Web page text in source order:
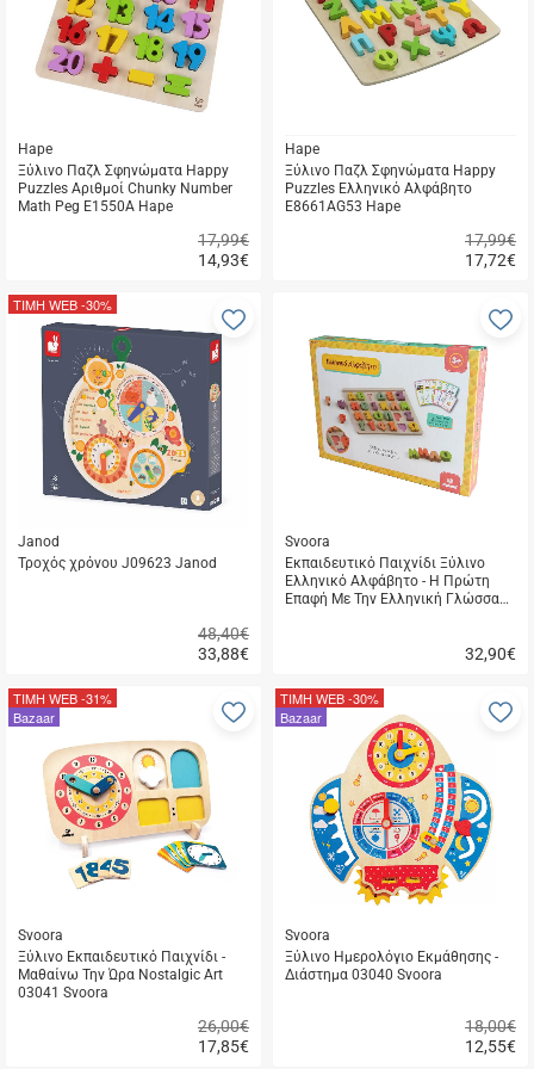
Hape
Ξύλινο Παζλ Σφηνώματα Happy
Puzzles Αριθμοί Chunky Number
Math Peg E1550A Hape
14,93€
17,99€
αγορά
Hape
Ξύλινο Παζλ Σφηνώματα Happy
Puzzles Ελληνικό Αλφάβητο
E8661AG53 Hape
17,72€
17,99€
Janod
Τροχός χρόνου J09623 Janod
33,88€
48,40€
ΤΙΜΗ WEB-30%
Προσθήκη
αγαπημένα
αγορά
Svoora
Εκπαιδευτικό Παιχνίδι Ξύλινο
Ελληνικό Αλφάβητο - Η Πρώτη
Επαφή Με Την Ελληνική Γλώσσα
32,90€
αγορά
Svoora
Ξύλινο Εκπαιδευτικό Παιχνίδι -
Μαθαίνω Την Ώρα Nostalgic Art
03041 Svoora
17,85€
26,00€
ΤΙΜΗ WEB-31%
Bazaar
Προσθήκη
στα
αγαπημένα
Svoora
Ξύλινο Ημερολόγιο Εκμάθησης -
Διάστημα 03040 Svoora
12,55€
18,00€
ΤΙΜΗ WEB-30%
Bazaar